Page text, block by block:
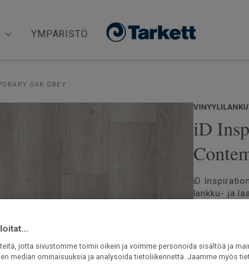
YMPÄRISTÖ
OAK GREY
iD
iD
lankku- ja
vanhan
jotta sivustomme toimii oikein ja voimme personoida sisältöä ja
median ominaisuuksia ja analysoida tietoliikennettä. Jaamme myös